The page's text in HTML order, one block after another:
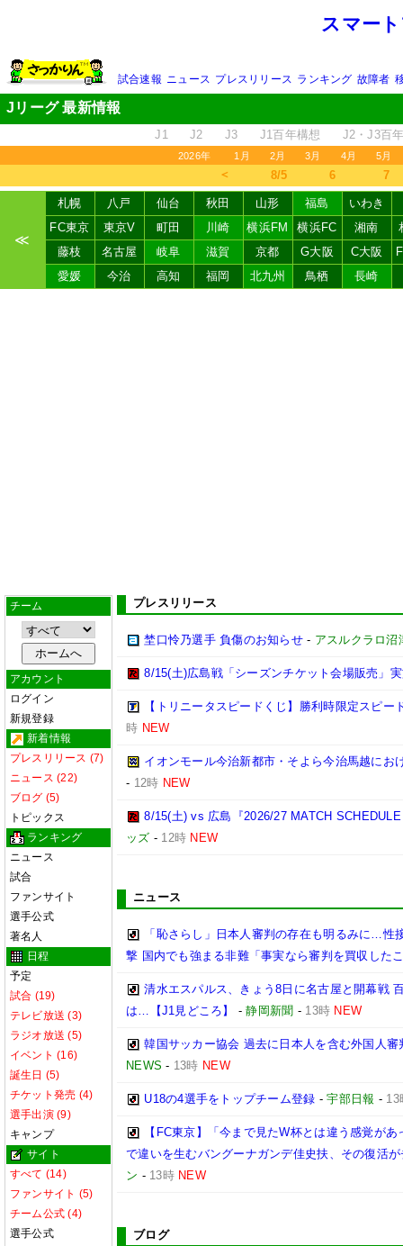
スマー
試合速報 ニュース プレスリリース ランキング 故障者
Jリーグ 最新情報
J1 J2 J3 J1百年構想 J2・J3百
2026年 1月 2月 3月 4月 5月
＜ 8/5 6 7
≪
札幌 八戸 仙台 秋田 山形 福島
いわき
FC東京
東京V 町田 川崎 横浜FM 横浜FC 湘南
藤枝
名古屋 岐阜 滋賀 京都 G大阪 C大阪
愛媛
今治 高知 福岡 北九州 鳥栖 長崎
チーム
アカウント
ログイン
新規登録
新着情報
プレスリリース (7)
ニュース (22)
ブログ (5)
トピックス
ランキング
ニュース
試合
ファンサイト
選手公式
著名人
日程
予定
試合 (19)
テレビ放送 (3)
ラジオ放送 (5)
イベント (16)
誕生日 (5)
チケット発売 (4)
選手出演 (9)
キャンプ
サイト
すべて (14)
ファンサイト (5)
チーム公式 (4)
選手公式
プレスリリース
埜口怜乃選手 負傷のお知らせ - アスルクラロ沼
8/15(土)広島戦「シーズンチケット会場販売」
【トリニータスピードくじ】勝利時限定スピー
時 NEW
イオンモール今治新都市・そよら今治馬越にお
- 12時 NEW
8/15(土) vs 広島『2026/27 MATCH
ッズ - 12時 NEW
ニュース
「恥さらし」日本人審判の存在も明るみに…性
撃 国内でも強まる非難「事実なら審判を買収した
清水エスパルス、きょう8日に名古屋と開幕戦
は…【J1見どころ】
-静岡新聞 - 13時 NEW
韓国サッカー協会 過去に日本人を含む外国人
NEWS - 13時 NEW
U18の4選手をトップチーム登録 -宇部日報 - 13
【FC東京】「今まで見たW杯とは違う感覚が
で違いを生むバングーナガンデ佳史扶、その復活
ン - 13時 NEW
ブログ